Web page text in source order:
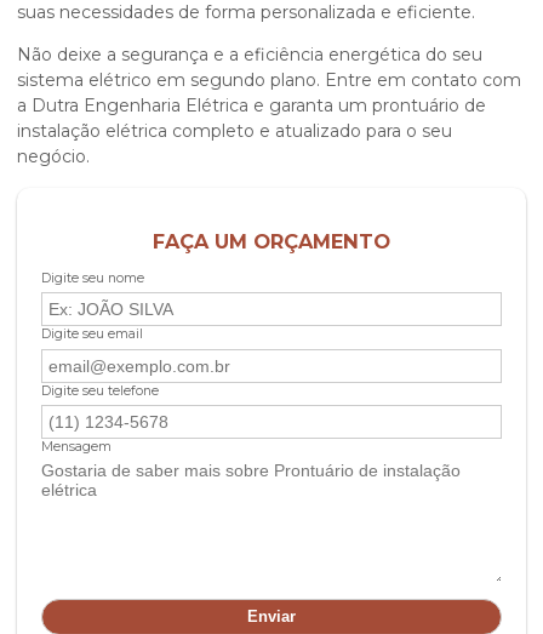
suas necessidades de forma personalizada e eficiente.
Não deixe a segurança e a eficiência energética do seu
sistema elétrico em segundo plano. Entre em contato com
a Dutra Engenharia Elétrica e garanta um prontuário de
instalação elétrica completo e atualizado para o seu
negócio.
FAÇA UM ORÇAMENTO
Digite seu nome
Digite seu email
Digite seu telefone
Mensagem